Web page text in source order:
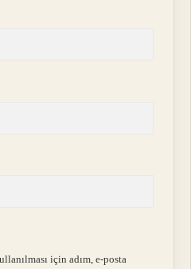
için adım, e-posta